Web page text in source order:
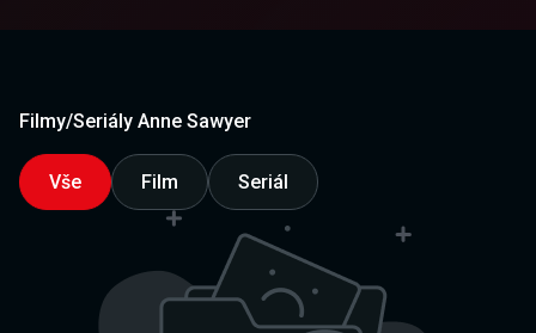
Filmy/Seriály Anne Sawyer
Vše Film Seriál